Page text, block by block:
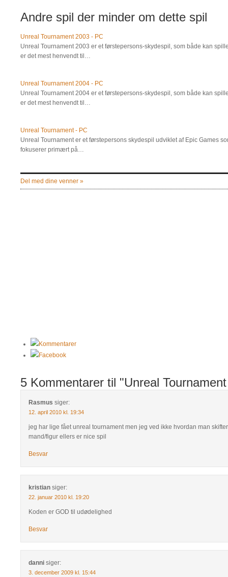
Andre spil der minder om dette spil
Unreal Tournament 2003 - PC
Unreal Tournament 2003 er et førstepersons-skydespil, som både kan
er det mest henvendt til…
Unreal Tournament 2004 - PC
Unreal Tournament 2004 er et førstepersons-skydespil, som både kan
er det mest henvendt til…
Unreal Tournament - PC
Unreal Tournament er et førstepersons skydespil udviklet af Epic Games
fokuserer primært på…
Del med dine venner »
Kommentarer
Facebook
5 Kommentarer til "Unreal
Rasmus siger:
12. april 2010 kl. 19:34
jeg har lige fået unreal tournament men jeg ved ikke hvordan man skifter
mand/figur ellers er nice spil
Besvar
kristian siger:
22. januar 2010 kl. 19:20
Koden er GOD til udødelighed
Besvar
danni siger:
3. december 2009 kl. 15:44